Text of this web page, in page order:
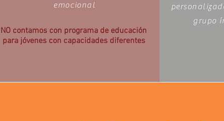
emocional
NO contamos con programa de educación
para jóvenes con capacidades diferentes
grupo